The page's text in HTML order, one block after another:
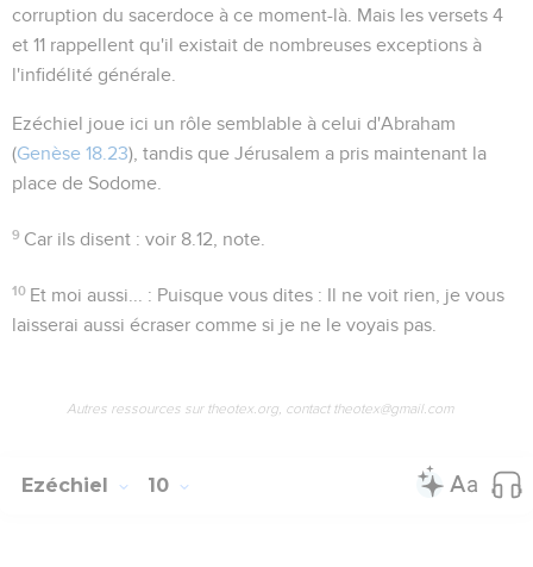
corruption du sacerdoce à ce moment-là. Mais les versets 4
et 11 rappellent qu'il existait de nombreuses exceptions à
l'infidélité générale.
Ezéchiel joue ici un rôle semblable à celui d'Abraham
(Genèse 18.23), tandis que Jérusalem a pris maintenant la
place de Sodome.
9 Car ils disent : voir 8.12 , note.
10 Et moi aussi...
: Puisque vous dites : Il ne voit rien, je vous
laisserai aussi écraser comme si je ne le voyais pas.
Autres ressources sur theotex.org, contact theotex@gmail.com
Ezéchiel 10